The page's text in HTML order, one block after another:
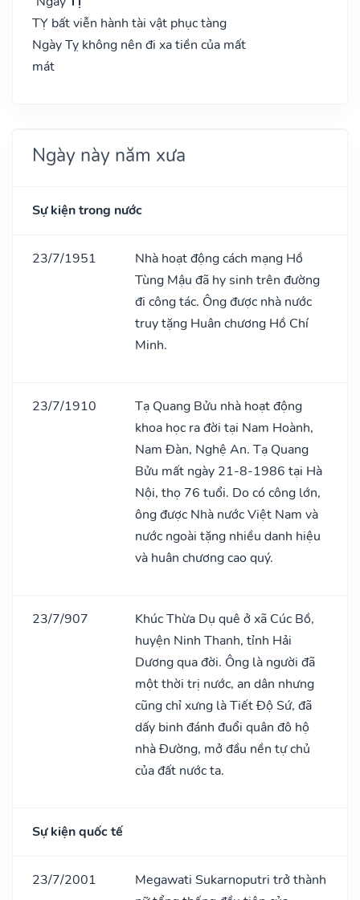
TỴ bất viễn hành tài vật phục tàng
Ngày Tỵ không nên đi xa tiền của mất
mát
Ngày này năm xưa
Sự kiện trong nước
23/7/1951
Nhà hoạt động cách mạng Hồ
Tùng Mậu đã hy sinh trên đường
đi công tác. Ông được nhà nước
truy tặng Huân chương Hồ Chí
Minh.
23/7/1910
Tạ Quang Bửu nhà hoạt động
khoa học ra đời tại Nam Hoành,
Nam Đàn, Nghệ An. Tạ Quang
Bửu mất ngày 21-8-1986 tại Hà
Nội, thọ 76 tuổi. Do có công lớn,
ông được Nhà nước Việt Nam và
nước ngoài tặng nhiều danh hiệu
và huân chương cao quý.
23/7/907
Khúc Thừa Dụ quê ở xã Cúc Bồ,
huyện Ninh Thanh, tỉnh Hải
Dương qua đời. Ông là người đã
một thời trị nước, an dân nhưng
cũng chỉ xưng là Tiết Độ Sứ, đã
dấy binh đánh đuổi quân đô hộ
nhà Đường, mở đầu nền tự chủ
của đất nước ta.
Sự kiện quốc tế
23/7/2001
Megawati Sukarnoputri trở thành